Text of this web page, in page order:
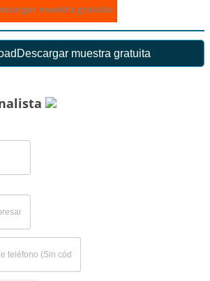
muestra gratuita
Descargar muestra gratuita